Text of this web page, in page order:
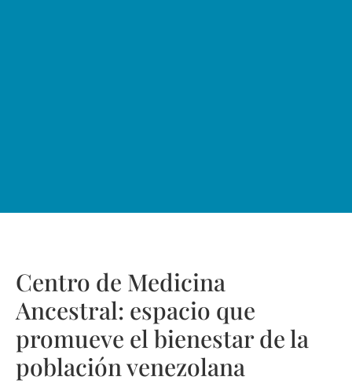
Centro de Medicina
Ancestral: espacio que
promueve el bienestar de la
población venezolana